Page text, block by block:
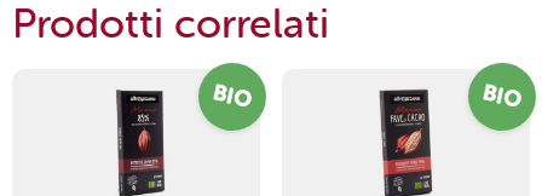
Prodotti correlati
BIO BIO